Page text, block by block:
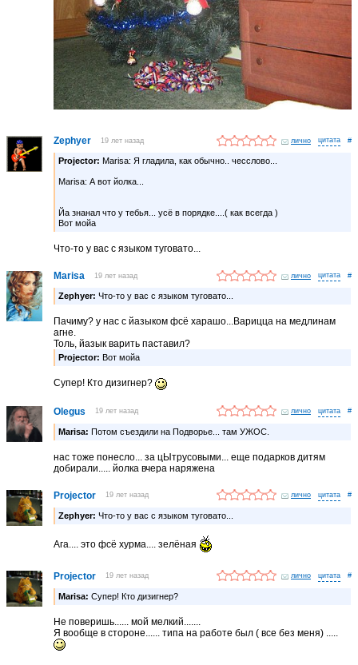
Zephyer 19 лет назад лично #
Projector: Marisa: Я гладила, как обычно.. чесслово...
Marisa: А вот йолка...
Йа знанал что у тебья... усё в порядке....( как всегда )
Вот мойа
Что-то у вас с языком туговато...
Marisa 19 лет назад лично #
Zephyer: Что-то у вас с языком туговато...
Пачиму? у нас с йазыком фсё харашо...Варицца на медлинам
агне.
Толь, йазык варить паставил?
Projector: Вот мойа
Супер! Кто дизигнер?
Olegus 19 лет назад лично #
Marisa: Потом съездили на Подворье... там УЖОС.
нас тоже понесло... за цЫтрусовыми... еще подарков дитям
добирали..... йолка вчера наряжена
Projector 19 лет назад лично #
Zephyer: Что-то у вас с языком туговато...
Ага.... это фсё хурма.... зелёная
Projector 19 лет назад лично #
Marisa: Супер! Кто дизигнер?
Не поверишь...... мой мелкий.......
Я вообще в стороне...... типа на работе был ( все без меня) .....